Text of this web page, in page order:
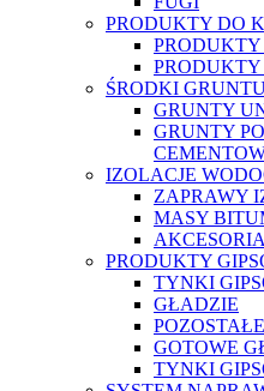
PRODUKTY DO
ŚRODKI
GRUNTY
GRUNTY
IZOLACJE
ZAPRAWY
MASY
PRODUKTY
TYNKI
GŁADZIE
GOTOWE
TYNKI